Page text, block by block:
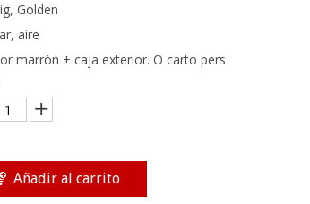
Golden
aire
marrón + caja exterior. O carto pers
Añadir al carrito